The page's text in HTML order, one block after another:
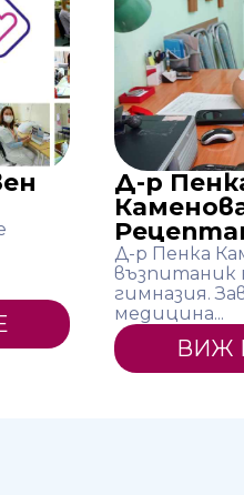
Д-р
Д-р Пенка
възпитаник
гимназия.
медицина...
ВИЖ